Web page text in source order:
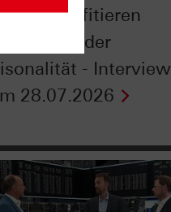
So profitieren
von der
- Interview
28.07.2026